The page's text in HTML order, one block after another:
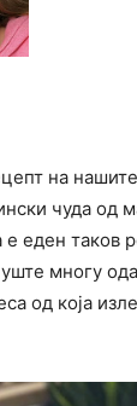
на
чуда од
еден таков
многу
од која